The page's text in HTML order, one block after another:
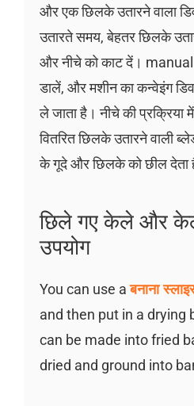
और एक छिलके उतारने वाला
उतारते समय, बेहतर छिलके
और नीचे को काट दें।
डालें, और मशीन का कन्वेइंग
ले जाता है। नीचे की
वितरित छिलके उतारने वाली
के गूदे और छिलके को छील देता
छिले गए केले और
उपयोग
You can use aबनाना
and then put in a drying
can be made into fried
dried and ground into